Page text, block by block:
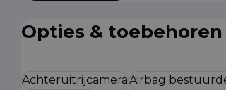
Opties & toebehoren
AchteruitrijcameraAirbag